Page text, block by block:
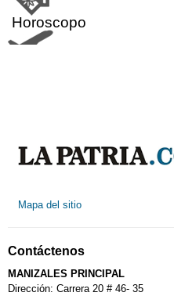
Horoscopo
Calendario Tributario
Mapa del sitio
Contáctenos
MANIZALES PRINCIPAL
Dirección: Carrera 20 # 46- 35